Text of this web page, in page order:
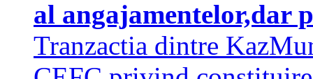
al angajamentelor,dar
Tranzactia dintre